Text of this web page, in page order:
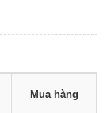
Mua hàng